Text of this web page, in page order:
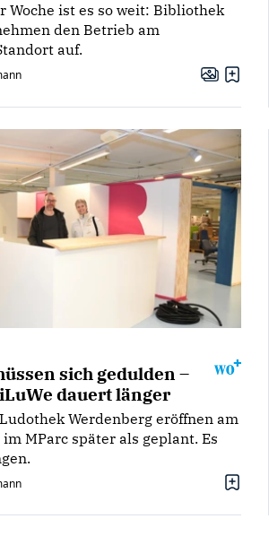
Woche ist es so weit: Bibliothek
den Betrieb am
auf.
sich gedulden –
dauert länger
Werdenberg eröffnen am
MParc später als geplant. Es